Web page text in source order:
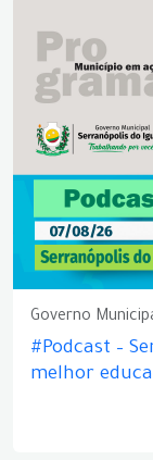
Governo
#Podcast –
melhor